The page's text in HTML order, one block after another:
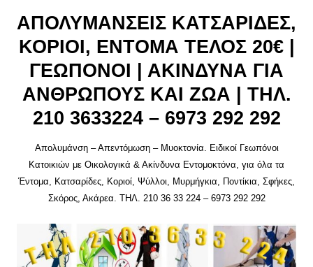
σε
περιεχόμενο
ΑΠΟΛΥΜΑΝΣΕΙΣ ΚΑΤΣΑΡΙΔΕΣ,
ΚΟΡΙΟΙ, ΕΝΤΟΜΑ ΤΕΛΟΣ 20€ |
ΓΕΩΠΟΝΟΙ | ΑΚΙΝΔΥΝΑ ΓΙΑ
ΑΝΘΡΩΠΟΥΣ ΚΑΙ ΖΩΑ | ΤΗΛ.
210 3633224 – 6973 292 292
Απολυμάνση – Απεντόμωση – Μυοκτονία. Ειδικοί Γεωπόνοι
Κατοικιών με Οικολογικά & Ακίνδυνα Εντομοκτόνα, για όλα τα
Έντομα, Κατσαρίδες, Κοριοί, Ψύλλοι, Μυρμήγκια, Ποντίκια, Σφήκες,
Σκόρος, Ακάρεα. ΤΗΛ. 210 36 33 224 – 6973 292 292